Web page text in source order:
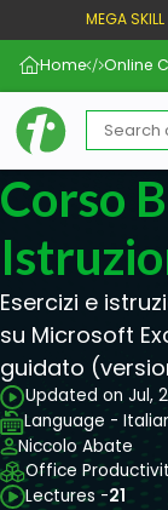
MEGA
Home Online
Corso
Esercizi e
su Microsoft
guidato
Updated on Jul,
Language -
Niccolo Abate
Office
Lectures -21